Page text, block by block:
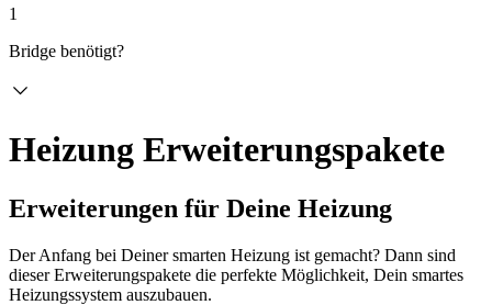
1
Bridge benötigt?
Heizung Erweiterungspakete
Erweiterungen für Deine Heizung
Der Anfang bei Deiner smarten Heizung ist gemacht? Dann sind
dieser Erweiterungspakete die perfekte Möglichkeit, Dein smartes
Heizungssystem auszubauen.